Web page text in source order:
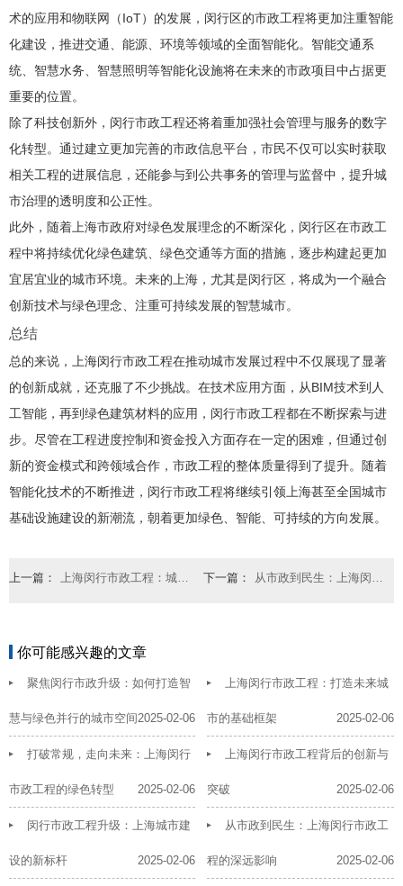
术的应用和物联网（IoT）的发展，闵行区的市政工程将更加注重智能
化建设，推进交通、能源、环境等领域的全面智能化。智能交通系
统、智慧水务、智慧照明等智能化设施将在未来的市政项目中占据更
重要的位置。
除了科技创新外，闵行市政工程还将着重加强社会管理与服务的数字
化转型。通过建立更加完善的市政信息平台，市民不仅可以实时获取
相关工程的进展信息，还能参与到公共事务的管理与监督中，提升城
市治理的透明度和公正性。
此外，随着上海市政府对绿色发展理念的不断深化，闵行区在市政工
程中将持续优化绿色建筑、绿色交通等方面的措施，逐步构建起更加
宜居宜业的城市环境。未来的上海，尤其是闵行区，将成为一个融合
创新技术与绿色理念、注重可持续发展的智慧城市。
总结
总的来说，上海闵行市政工程在推动城市发展过程中不仅展现了显著
的创新成就，还克服了不少挑战。在技术应用方面，从BIM技术到人
工智能，再到绿色建筑材料的应用，闵行市政工程都在不断探索与进
步。尽管在工程进度控制和资金投入方面存在一定的困难，但通过创
新的资金模式和跨领域合作，市政工程的整体质量得到了提升。随着
智能化技术的不断推进，闵行市政工程将继续引领上海甚至全国城市
基础设施建设的新潮流，朝着更加绿色、智能、可持续的方向发展。
上一篇： 上海闵行市政工程：城市发展的脉搏与未来蓝图 下一篇： 从市政到民生：上海闵行市政工程的深远影响
你可能感兴趣的文章
聚焦闵行市政升级：如何打造智
慧与绿色并行的城市空间2025-02-06
上海闵行市政工程：打造未来城
市的基础框架 2025-02-06
打破常规，走向未来：上海闵行
市政工程的绿色转型 2025-02-06
上海闵行市政工程背后的创新与
突破 2025-02-06
闵行市政工程升级：上海城市建
设的新标杆 2025-02-06
从市政到民生：上海闵行市政工
程的深远影响 2025-02-06